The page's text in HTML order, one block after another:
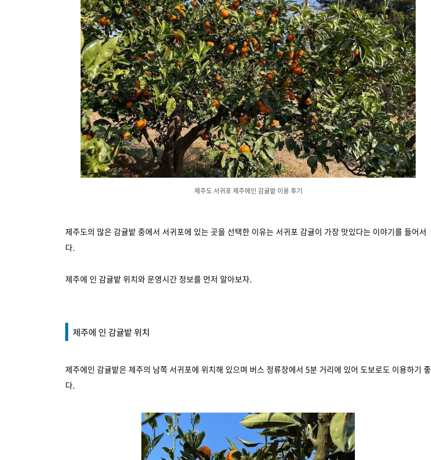
제주도 서귀포 제주에인 감귤밭 이용 후기
제주도의 많은 감귤밭 중에서 서귀포에 있는 곳을 선택한 이유는 서귀포 감귤이 가장 맛있다는 이야기를 들어서
다.
제주에 인 감귤밭 위치와 운영시간 정보를 먼저 알아보자.
제주에 인 감귤밭 위치
제주에인 감귤밭은 제주의 남쪽 서귀포에 위치해 있으며 버스 정류장에서 5분 거리에 있어 도보로도 이용하기 좋
다.